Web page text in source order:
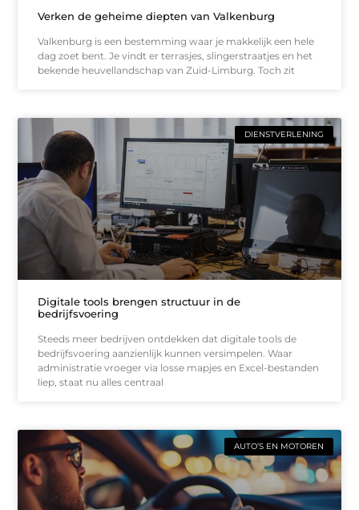
Verken de geheime diepten van Valkenburg
Valkenburg is een bestemming waar je makkelijk een hele
dag zoet bent. Je vindt er terrasjes, slingerstraatjes en het
bekende heuvellandschap van Zuid-Limburg. Toch zit
DIENSTVERLENING
Digitale tools brengen structuur in de
bedrijfsvoering
Steeds meer bedrijven ontdekken dat digitale tools de
bedrijfsvoering aanzienlijk kunnen versimpelen. Waar
administratie vroeger via losse mapjes en Excel-bestanden
liep, staat nu alles centraal
AUTO’S EN MOTOREN